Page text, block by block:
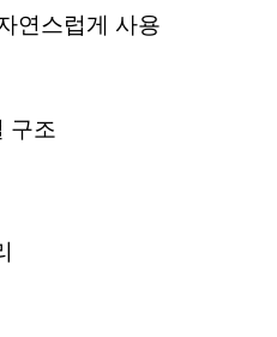
연스럽게 사용
구조